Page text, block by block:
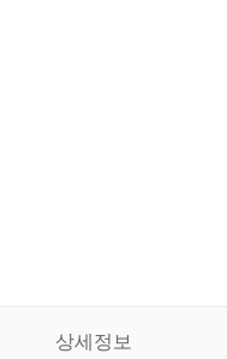
상세정보